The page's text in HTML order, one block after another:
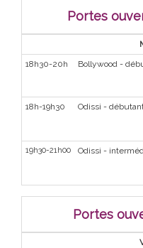
Portes
18h30-20h
Bollywood -
18h-19h30 Odissi -
19h30-21h00 Odissi -
Portes